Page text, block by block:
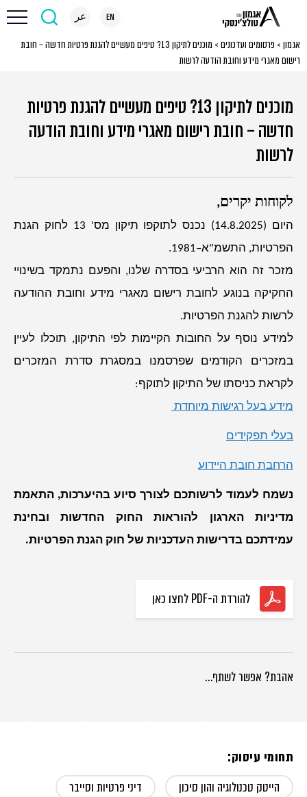
EN عر
אגמון > פרסומים ועדכונים >
מוכנים לתיקון 13? טיפים מעשיים להגנת פרטיות חדשה – חובת
רישום מאגרי מידע וחובת הודעה לרשות
מוכנים לתיקון 13? טיפים מעשיים להגנת פרטיות
חדשה – חובת רישום מאגרי מידע וחובת הודעה
לרשות
לקוחות יקרים,
היום (14.8.2025) נכנס לתוקפו תיקון מס' 13 לחוק הגנת
הפרטיות, התשמ"א–1981.
מזכר זה הוא הרביעי בסדרה שלנו, והפעם נתמקד בשינויי
החקיקה בנוגע לחובת רישום מאגרי מידע וחובת ההודעה
לרשות להגנת הפרטיות.
למידע נוסף על החובות הקיימות לפי התיקון, תוכלו לעיין
במזכרים הקודמים שפרסמנו במסגרת סדרת המזכרים
לקראת כניסתו של התיקון לתוקף:
מידע בעל רגישות מיוחדת
בעלי תפקידים
הרחבת חובת היידוע
נשמח לעמוד לרשותכם לצורך סיוע בהיערכות, התאמת
מדיניות הארגון להוראות החוק החדשות ובחינת
עמידתכם בדרישות העדכניות של חוק הגנת הפרטיות.
להורדת ה-PDF לחצו כאן
אהבת? אפשר לשתף…
תחומי עיסוק:
הייטק טכנולוגיה והון סיכון
דיני פרטיות וסייבר